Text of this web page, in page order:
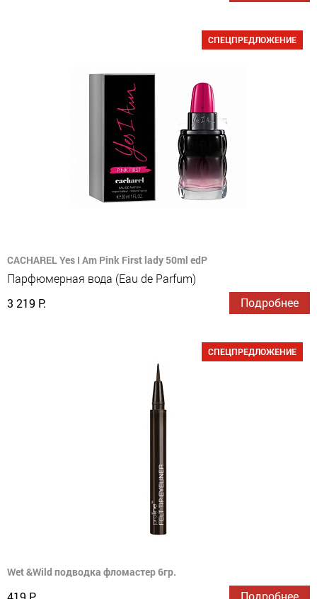
СПЕЦПРЕДЛОЖЕНИЕ
CACHAREL Yes I Am Pink First lady 50ml edP
Парфюмерная вода (Eau de Parfum)
3 219 Р.
Подробнее
СПЕЦПРЕДЛОЖЕНИЕ
Wet &Wild подводка фломастер 6гр.